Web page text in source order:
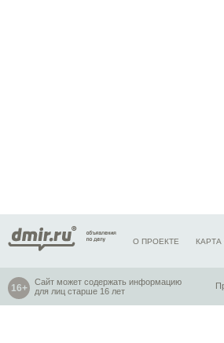
О ПРОЕКТЕ КАРТА
Сайт может содержать информацию
для лиц старше 16 лет